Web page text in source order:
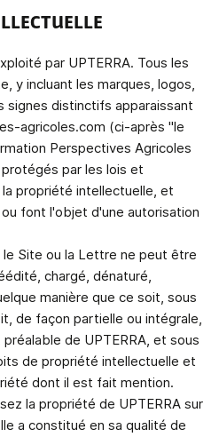
par UPTERRA. Tous les
y incluant les marques, logos,
signes distinctifs apparaissant
agricoles.com (ci-après "le
Perspectives Agricoles
par les lois et
propriété intellectuelle, et
font l'objet d'une autorisation
Site ou la Lettre ne peut être
chargé, dénaturé,
manière que ce soit, sous
de façon partielle ou intégrale,
de UPTERRA, et sous
de propriété intellectuelle et
dont il est fait mention.
la propriété de UPTERRA sur
a constitué en sa qualité de